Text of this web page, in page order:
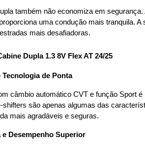
também não economiza em
uma condução mais tranquila.
mais desafiadoras.
Dupla 1.3 8V Flex AT 24/25
de Ponta
câmbio automático CVT e função Sport
shifters são apenas algumas das
mais agradáveis e seguras.
e Desempenho Superior